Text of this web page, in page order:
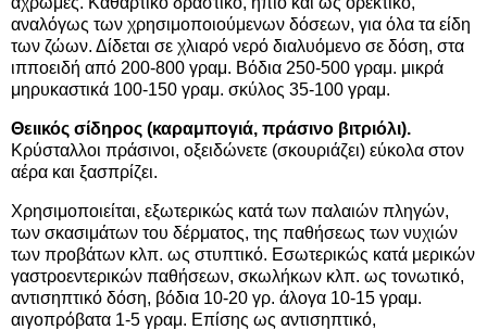
αναλόγως των χρησιμοποιούμενων δόσεων, για όλα τα είδη
των ζώων. Δίδεται σε χλιαρό νερό διαλυόμενο σε δόση, στα
ιπποειδή από 200-800 γραμ. Βόδια 250-500 γραμ. μικρά
μηρυκαστικά 100-150 γραμ. σκύλος 35-100 γραμ.
Θειικός σίδηρος (καραμπογιά, πράσινο βιτριόλι).
Κρύσταλλοι πράσινοι, οξειδώνετε (σκουριάζει) εύκολα στον
αέρα και ξασπρίζει.
Χρησιμοποιείται, εξωτερικώς κατά των παλαιών πληγών,
των σκασιμάτων του δέρματος, της παθήσεως των νυχιών
των προβάτων κλπ. ως στυπτικό. Εσωτερικώς κατά μερικών
γαστροεντερικών παθήσεων, σκωλήκων κλπ. ως τονωτικό,
αντισηπτικό δόση, βόδια 10-20 γρ. άλογα 10-15 γραμ.
αιγοπρόβατα 1-5 γραμ. Επίσης ως αντισηπτικό,